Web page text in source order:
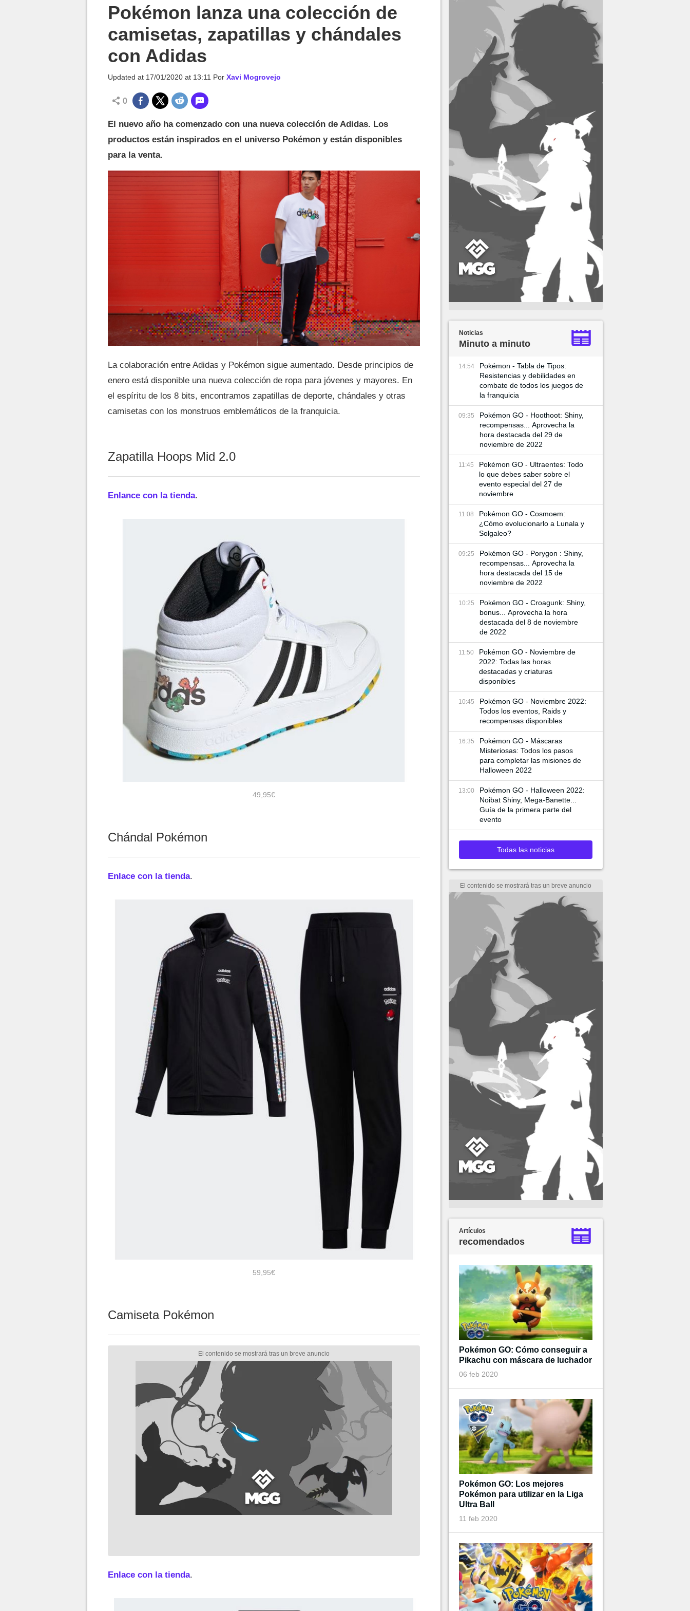
Pokémon lanza una colección de
camisetas, zapatillas y chándales
con Adidas
Updated at 17/01/2020 at 13:11 Por Xavi Mogrovejo
0
El nuevo año ha comenzado con una nueva colección de Adidas. Los
productos están inspirados en el universo Pokémon y están disponibles
para la venta.
La colaboración entre Adidas y Pokémon sigue aumentado. Desde principios de
enero está disponible una nueva colección de ropa para jóvenes y mayores. En
el espíritu de los 8 bits, encontramos zapatillas de deporte, chándales y otras
camisetas con los monstruos emblemáticos de la franquicia.
Zapatilla Hoops Mid 2.0
Enlance con la tienda.
49,95€
Chándal Pokémon
Enlace con la tienda.
59,95€
Camiseta Pokémon
Enlace con la tienda.
Noticias
Minuto a minuto
14:54
Pokémon - Tabla de Tipos:
Resistencias y debilidades en
combate de todos los juegos de
la franquicia
09:35
Pokémon GO - Hoothoot: Shiny,
recompensas... Aprovecha la
hora destacada del 29 de
noviembre de 2022
11:45
Pokémon GO - Ultraentes: Todo
lo que debes saber sobre el
evento especial del 27 de
noviembre
11:08
Pokémon GO - Cosmoem:
¿Cómo evolucionarlo a Lunala y
Solgaleo?
09:25
Pokémon GO - Porygon : Shiny,
recompensas... Aprovecha la
hora destacada del 15 de
noviembre de 2022
10:25
Pokémon GO - Croagunk: Shiny,
bonus... Aprovecha la hora
destacada del 8 de noviembre
de 2022
11:50
Pokémon GO - Noviembre de
2022: Todas las horas
destacadas y criaturas
disponibles
10:45
Pokémon GO - Noviembre 2022:
Todos los eventos, Raids y
recompensas disponibles
16:35
Pokémon GO - Máscaras
Misteriosas: Todos los pasos
para completar las misiones de
Halloween 2022
13:00
Pokémon GO - Halloween 2022:
Noibat Shiny, Mega-Banette...
Guía de la primera parte del
evento
Todas las noticias
Artículos
recomendados
Pokémon GO: Cómo conseguir a
Pikachu con máscara de luchador
06 feb 2020
Pokémon GO: Los mejores
Pokémon para utilizar en la Liga
Ultra Ball
11 feb 2020